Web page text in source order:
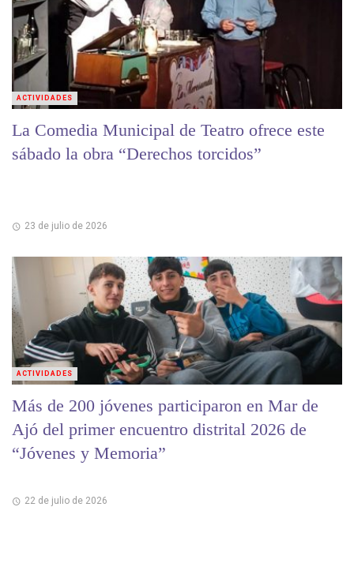
La Comedia Municipal de Teatro ofrece este
sábado la obra “Derechos torcidos”
23 de julio de 2026
ACTIVIDADES
Más de 200 jóvenes participaron en Mar de
Ajó del primer encuentro distrital 2026 de
“Jóvenes y Memoria”
22 de julio de 2026
ACTIVIDADES